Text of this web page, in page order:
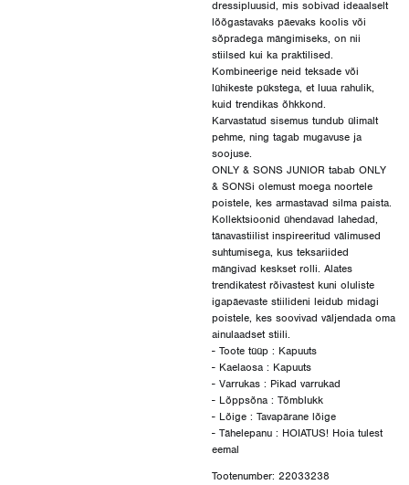
dressipluusid, mis sobivad ideaalselt
lõõgastavaks päevaks koolis või
sõpradega mängimiseks, on nii
stiilsed kui ka praktilised.
Kombineerige neid teksade või
lühikeste pükstega, et luua rahulik,
kuid trendikas õhkkond.
Karvastatud sisemus tundub ülimalt
pehme, ning tagab mugavuse ja
soojuse.
ONLY & SONS JUNIOR tabab ONLY
& SONSi olemust moega noortele
poistele, kes armastavad silma paista.
Kollektsioonid ühendavad lahedad,
tänavastiilist inspireeritud välimused
suhtumisega, kus teksariided
mängivad keskset rolli. Alates
trendikatest rõivastest kuni oluliste
igapäevaste stiilideni leidub midagi
poistele, kes soovivad väljendada oma
ainulaadset stiili.
- Toote tüüp : Kapuuts
- Kaelaosa : Kapuuts
- Varrukas : Pikad varrukad
- Lõppsõna : Tõmblukk
- Lõige : Tavapärane lõige
- Tähelepanu : HOIATUS! Hoia tulest
Tootenumber: 22033238